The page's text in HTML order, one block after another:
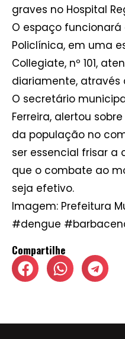
graves no Hospital
O espaço
Policlínica, em uma
Collegiate, nº 101,
diariamente, através
O secretário
Ferreira, alertou
da população no
ser essencial frisar a
que o combate ao
seja efetivo.
Imagem: Prefeitura
#dengue
Compartilhe